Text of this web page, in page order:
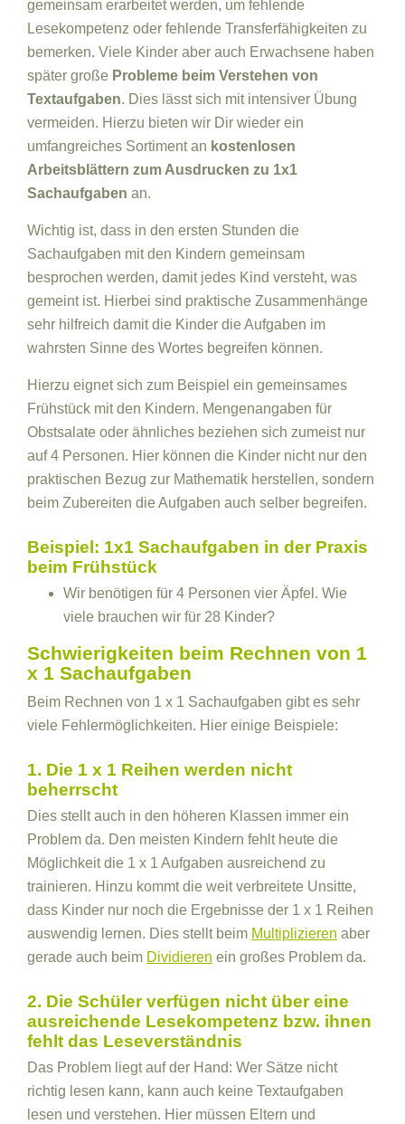
gemeinsam erarbeitet werden, um fehlende
Lesekompetenz oder fehlende Transferfähigkeiten zu
bemerken. Viele Kinder aber auch Erwachsene haben
später große Probleme beim Verstehen von
Textaufgaben. Dies lässt sich mit intensiver Übung
vermeiden. Hierzu bieten wir Dir wieder ein
umfangreiches Sortiment an kostenlosen
Arbeitsblättern zum Ausdrucken zu 1x1
Sachaufgaben an.
Wichtig ist, dass in den ersten Stunden die
Sachaufgaben mit den Kindern gemeinsam
besprochen werden, damit jedes Kind versteht, was
gemeint ist. Hierbei sind praktische Zusammenhänge
sehr hilfreich damit die Kinder die Aufgaben im
wahrsten Sinne des Wortes begreifen können.
Hierzu eignet sich zum Beispiel ein gemeinsames
Frühstück mit den Kindern. Mengenangaben für
Obstsalate oder ähnliches beziehen sich zumeist nur
auf 4 Personen. Hier können die Kinder nicht nur den
praktischen Bezug zur Mathematik herstellen, sondern
beim Zubereiten die Aufgaben auch selber begreifen.
Beispiel: 1x1 Sachaufgaben in der Praxis
beim Frühstück
Wir benötigen für 4 Personen vier Äpfel. Wie
viele brauchen wir für 28 Kinder?
Schwierigkeiten beim Rechnen von 1
x 1 Sachaufgaben
Beim Rechnen von 1 x 1 Sachaufgaben gibt es sehr
viele Fehlermöglichkeiten. Hier einige Beispiele:
1. Die 1 x 1 Reihen werden nicht
beherrscht
Dies stellt auch in den höheren Klassen immer ein
Problem da. Den meisten Kindern fehlt heute die
Möglichkeit die 1 x 1 Aufgaben ausreichend zu
trainieren. Hinzu kommt die weit verbreitete Unsitte,
dass Kinder nur noch die Ergebnisse der 1 x 1 Reihen
auswendig lernen. Dies stellt beim Multiplizieren aber
gerade auch beim Dividieren ein großes Problem da.
2. Die Schüler verfügen nicht über eine
ausreichende Lesekompetenz bzw. ihnen
fehlt das Leseverständnis
Das Problem liegt auf der Hand: Wer Sätze nicht
richtig lesen kann, kann auch keine Textaufgaben
lesen und verstehen. Hier müssen Eltern und